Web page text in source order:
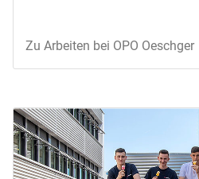
Zu Arbeiten bei OPO Oeschger